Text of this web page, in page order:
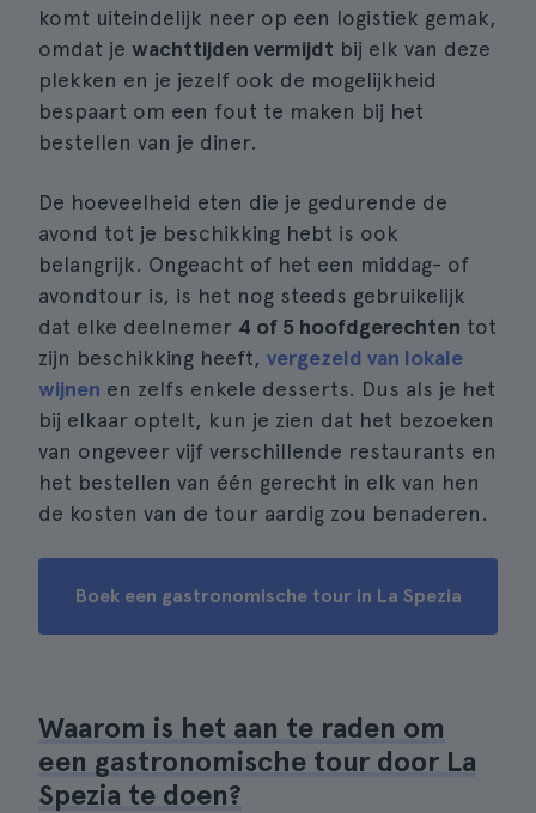
komt uiteindelijk neer op een logistiek gemak,
omdat je wachttijden vermijdt bij elk van deze
plekken en je jezelf ook de mogelijkheid
bespaart om een fout te maken bij het
bestellen van je diner.
De hoeveelheid eten die je gedurende de
avond tot je beschikking hebt is ook
belangrijk. Ongeacht of het een middag- of
avondtour is, is het nog steeds gebruikelijk
dat elke deelnemer 4 of 5 hoofdgerechten tot
zijn beschikking heeft, vergezeld van lokale
wijnen en zelfs enkele desserts. Dus als je het
bij elkaar optelt, kun je zien dat het bezoeken
van ongeveer vijf verschillende restaurants en
het bestellen van één gerecht in elk van hen
de kosten van de tour aardig zou benaderen.
Boek een gastronomische tour in La Spezia
Waarom is het aan te raden om
een gastronomische tour door La
Spezia te doen?